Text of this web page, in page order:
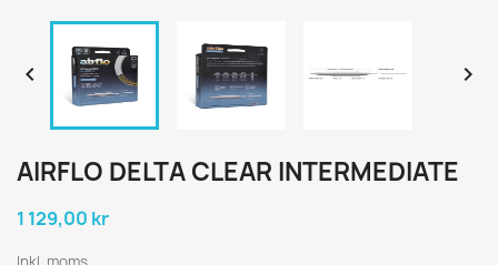
 
AIRFLO DELTA CLEAR INTERMEDIATE
1 129,00 kr